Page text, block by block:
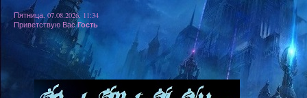
Пятница, 07.08.2026, 11:34
Приветствую Вас Гость